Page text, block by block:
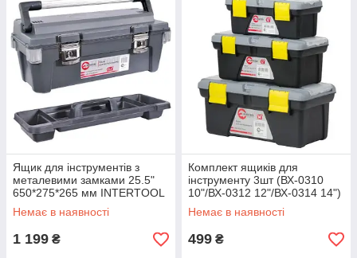
Ящик для інструментів з
металевими замками 25.5"
650*275*265 мм INTERTOOL
BX-6025
Немає в наявності
1 199 ₴
Комплект ящиків для
інструменту 3шт (ВХ-0310
10"/ВХ-0312 12"/ВХ-0314 14")
INTERTOOL BX-0303
Немає в наявності
499 ₴